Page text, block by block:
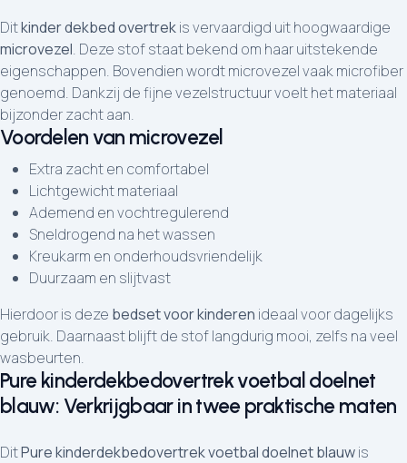
Ditkinder dekbed overtrekis vervaardigd uit hoogwaardige
microvezel. Deze stof staat bekend om haar uitstekende
eigenschappen. Bovendien wordt microvezel vaak microfiber
genoemd. Dankzij de fijne vezelstructuur voelt het materiaal
bijzonder zacht aan.
Voordelen van microvezel
Extra zacht en comfortabel
Lichtgewicht materiaal
Ademend en vochtregulerend
Sneldrogend na het wassen
Kreukarm en onderhoudsvriendelijk
Duurzaam en slijtvast
Hierdoor is deze bedset voor kinderen ideaal voor dagelijks
gebruik. Daarnaast blijft de stof langdurig mooi, zelfs na veel
wasbeurten.
Pure kinderdekbedovertrek voetbal doelnet
blauw: Verkrijgbaar in twee praktische maten
DitPure kinderdekbedovertrek voetbal doelnet blauwis